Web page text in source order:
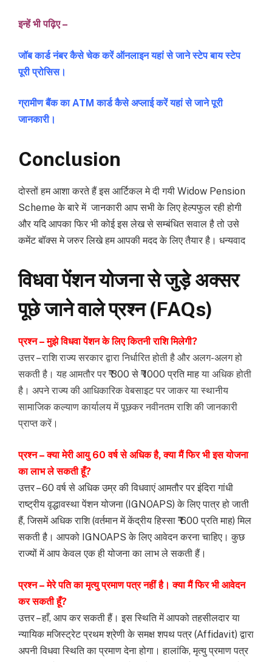
इन्हें भी पढ़िए –
जॉब कार्ड नंबर कैसे चेक करें ऑनलाइन यहां से जाने स्टेप बाय स्टेप
पूरी प्रोसिस।
ग्रामीण बैंक का ATM कार्ड कैसे अप्लाई करें यहां से जाने पूरी
जानकारी।
Conclusion
दोस्तों हम आशा करते हैं इस आर्टिकल मे दी गयी Widow Pension
Scheme के बारे में जानकारी आप सभी के लिए हेल्पफुल रही होगी
और यदि आपका फिर भी कोई इस लेख से सम्बंधित सवाल है तो उसे
कमेंट बॉक्स मे जरुर लिखे हम आपकी मदद के लिए तैयार है। धन्यवाद
विधवा पेंशन योजना से जुड़े अक्सर
पूछे जाने वाले प्रश्न (FAQs)
प्रश्न – मुझे विधवा पेंशन के लिए कितनी राशि मिलेगी?
उत्तर – राशि राज्य सरकार द्वारा निर्धारित होती है और अलग-अलग हो
सकती है। यह आमतौर पर ₹ 300 से ₹ 1000 प्रति माहया अधिक होती
है। अपने राज्य की आधिकारिक वेबसाइट पर जाकर या स्थानीय
सामाजिक कल्याण कार्यालय में पूछकर नवीनतम राशि की जानकारी
प्राप्त करें।
प्रश्न – क्या मेरी आयु 60 वर्ष से अधिक है, क्या मैं फिर भी इस योजना
का लाभ ले सकती हूँ?
उत्तर – 60 वर्ष से अधिक उम्र की विधवाएं आमतौर पर इंदिरा गांधी
राष्ट्रीय वृद्धावस्था पेंशन योजना (IGNOAPS) के लिए पात्र हो जाती
हैं, जिसमें अधिक राशि (वर्तमान में केंद्रीय हिस्सा ₹ 600 प्रति माह) मिल
सकती है। आपको IGNOAPS के लिए आवेदन करना चाहिए। कुछ
राज्यों में आप केवल एक ही योजना का लाभ ले सकती हैं।
प्रश्न – मेरे पति का मृत्यु प्रमाण पत्र नहीं है। क्या मैं फिर भी आवेदन
कर सकती हूँ?
उत्तर – हाँ, आप कर सकती हैं। इस स्थिति में आपको तहसीलदार या
न्यायिक मजिस्ट्रेट प्रथम श्रेणी के समक्ष शपथ पत्र (Affidavit) द्वारा
अपनी विधवा स्थिति का प्रमाण देना होगा। हालांकि, मृत्यु प्रमाण पत्र